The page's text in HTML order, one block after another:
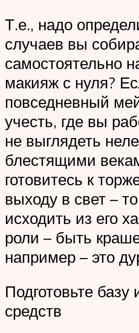
Т.е., надо
случаев вы
самостоятельно
макияж с нуля?
повседневный
учесть, где вы
не выглядеть
блестящими
готовитесь к
выходу в свет –
исходить из его
роли – быть
например – это
Подготовьте базу
средств